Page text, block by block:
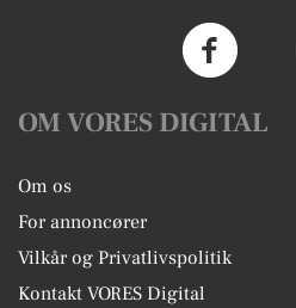
OM VORES DIGITAL
Om os
For annoncører
Vilkår og Privatlivspolitik
Kontakt VORES Digital